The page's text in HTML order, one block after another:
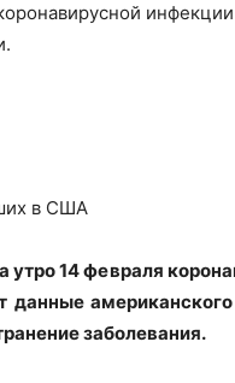
в США
утро 14 февраля
данные
заболевания.